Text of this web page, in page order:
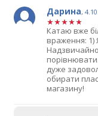
Дарина,
Катаю вже
враження: 1)
Надзвичайно
дуже
обирати
магазину!